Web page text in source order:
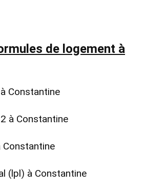
de logement à
Constantine
à Constantine
Constantine
(lpl) à Constantine